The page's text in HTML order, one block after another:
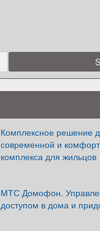
Комплексное решение
современной и
комплекса для жильцов
МТС Домофон.
доступом в дома и